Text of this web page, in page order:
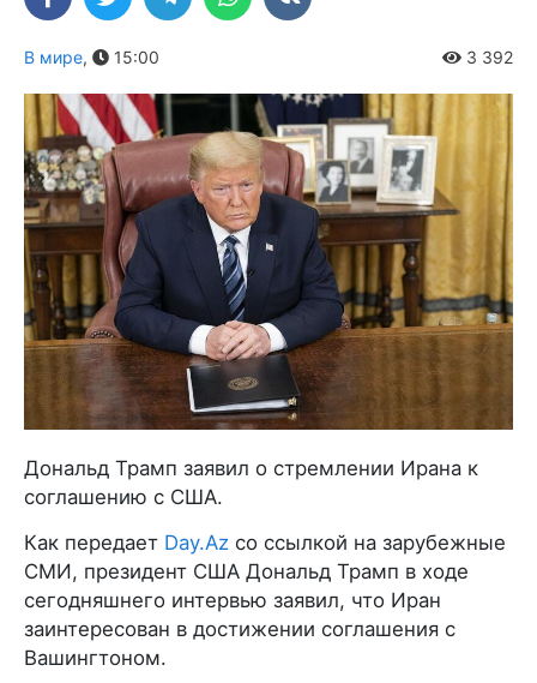
В мире, 15:00 3 392
Дональд Трамп заявил о стремлении Ирана к
соглашению с США.
Как передает Day.Az со ссылкой на зарубежные
СМИ, президент США Дональд Трамп в ходе
сегодняшнего интервью заявил, что Иран
заинтересован в достижении соглашения с
Вашингтоном.